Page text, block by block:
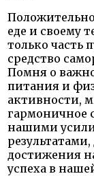
еде и своему
только часть
средство
Помня о
питания и
активности,
гармоничное
нашими
достижения
успеха в